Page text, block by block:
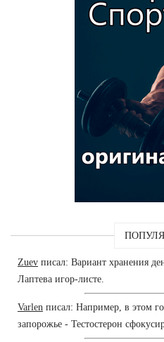
Zuev писал: Вариант хранения
Лаптева игор-листе.
Varlen писал: Например, в этом
запорожье - Тестостерон